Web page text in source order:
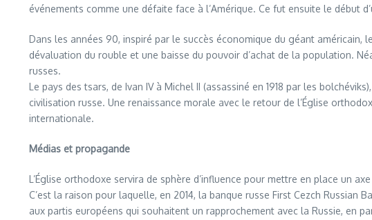
événements comme une défaite face à l’Amérique. Ce fut ensuite le début
Dans les années 90, inspiré par le succès économique du géant américain,
dévaluation du rouble et une baisse du pouvoir d’achat de la population.
russes.
Le pays des tsars, de Ivan IV à Michel II (assassiné en 1918 par les
civilisation russe. Une renaissance morale avec le retour de l’Église
internationale.
Médias et propagande
L’Église orthodoxe servira de sphère d’influence pour mettre en place un
C’est la raison pour laquelle, en 2014, la banque russe First Cezch
aux partis européens qui souhaitent un rapprochement avec la Russie, en